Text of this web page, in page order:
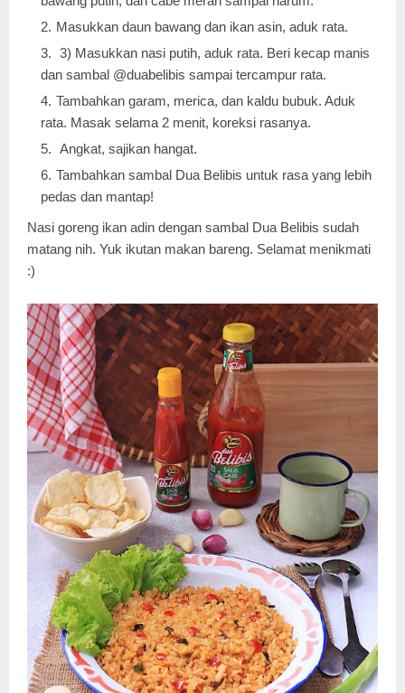
Masukkan daun bawang dan ikan asin, aduk rata.
3) Masukkan nasi putih, aduk rata. Beri kecap manis
dan sambal @duabelibis sampai tercampur rata.
Tambahkan garam, merica, dan kaldu bubuk. Aduk
rata. Masak selama 2 menit, koreksi rasanya.
Angkat, sajikan hangat.
Tambahkan sambal Dua Belibis untuk rasa yang lebih
pedas dan mantap!
Nasi goreng ikan adin dengan sambal Dua Belibis sudah
matang nih. Yuk ikutan makan bareng. Selamat menikmati
:)